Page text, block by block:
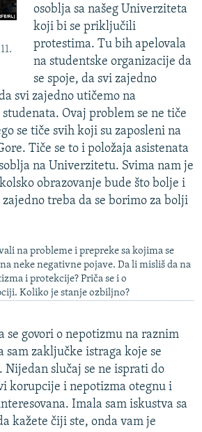
osoblja sa našeg Univerziteta
koji bi se priključili
protestima. Tu bih apelovala
na studentske organizacije da
se spoje, da svi zajedno
svi zajedno utičemo na
Ovaj problem se ne tiče
se tiče svih koji su zaposleni na
Tiče se to i položaja asistenata
na Univerzitetu. Svima nam je
obrazovanje bude što bolje i
treba da se borimo za bolji
na probleme i prepreke sa kojima se
neke negativne pojave. Da li misliš da na
i protekcije? Priča se i o
Koliko je stanje ozbiljno?
se govori o nepotizmu na raznim
zaključke istraga koje se
Nijedan slučaj se ne isprati do
korupcije i nepotizma otegnu i
Imala sam iskustva sa
kažete čiji ste, onda vam je